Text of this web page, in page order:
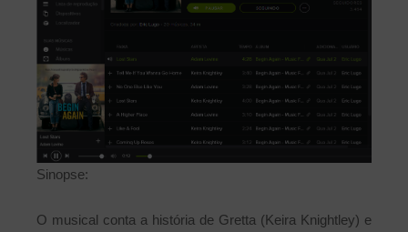
Sinopse:
O musical conta a história de Gretta (Keira Knightley) e